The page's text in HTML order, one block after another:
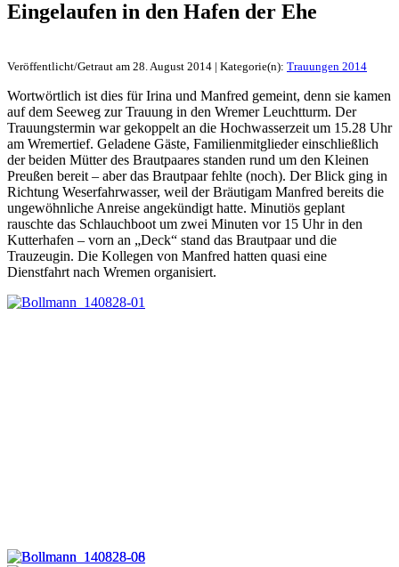
Eingelaufen in den Hafen der Ehe
Veröffentlicht/Getraut am 28. August 2014 | Kategorie(n): Trauungen 2014
Wortwörtlich ist dies für Irina und Manfred gemeint, denn sie kamen
auf dem Seeweg zur Trauung in den Wremer Leuchtturm. Der
Trauungstermin war gekoppelt an die Hochwasserzeit um 15.28 Uhr
am Wremertief. Geladene Gäste, Familienmitglieder einschließlich
der beiden Mütter des Brautpaares standen rund um den Kleinen
Preußen bereit – aber das Brautpaar fehlte (noch). Der Blick ging in
Richtung Weserfahrwasser, weil der Bräutigam Manfred bereits die
ungewöhnliche Anreise angekündigt hatte. Minutiös geplant
rauschte das Schlauchboot um zwei Minuten vor 15 Uhr in den
Kutterhafen – vorn an „Deck“ stand das Brautpaar und die
Trauzeugin. Die Kollegen von Manfred hatten quasi eine
Dienstfahrt nach Wremen organisiert.